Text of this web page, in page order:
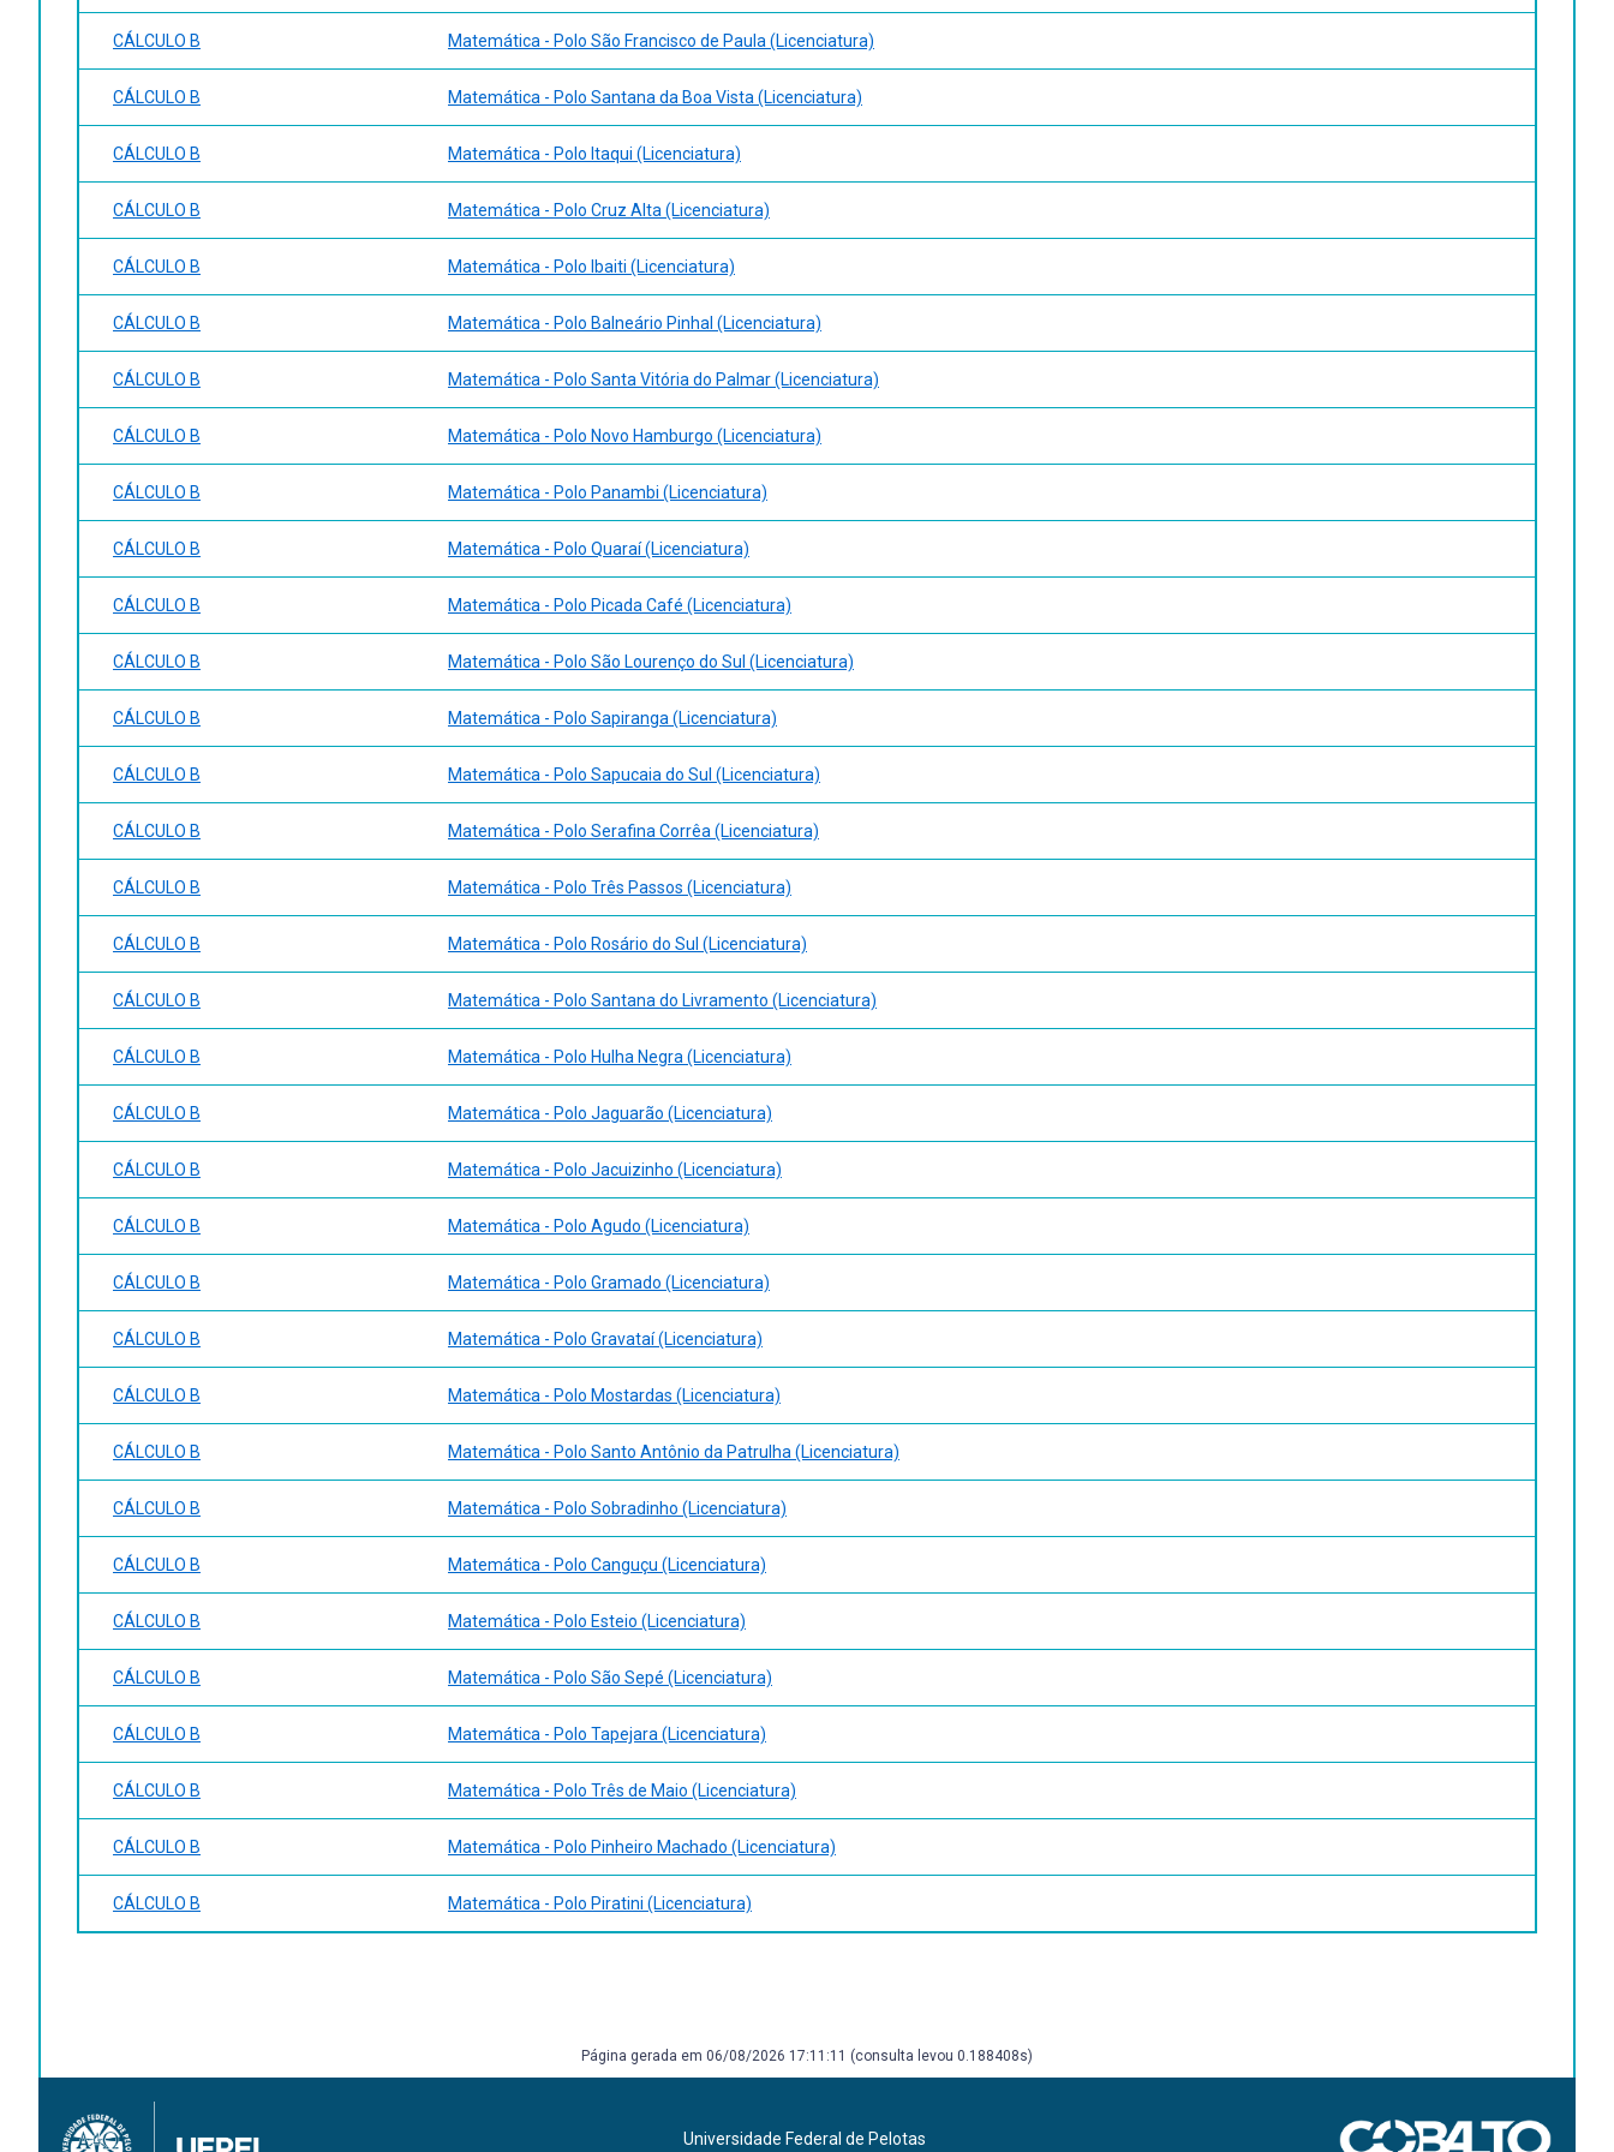
CÁLCULO B Matemática - Polo São Francisco de Paula (Licenciatura)
CÁLCULO B Matemática - Polo Santana da Boa Vista (Licenciatura)
CÁLCULO B Matemática - Polo Itaqui (Licenciatura)
CÁLCULO B Matemática - Polo Cruz Alta (Licenciatura)
CÁLCULO B Matemática - Polo Ibaiti (Licenciatura)
CÁLCULO B Matemática - Polo Balneário Pinhal (Licenciatura)
CÁLCULO B Matemática - Polo Santa Vitória do Palmar (Licenciatura)
CÁLCULO B Matemática - Polo Novo Hamburgo (Licenciatura)
CÁLCULO B Matemática - Polo Panambi (Licenciatura)
CÁLCULO B Matemática - Polo Quaraí (Licenciatura)
CÁLCULO B Matemática - Polo Picada Café (Licenciatura)
CÁLCULO B Matemática - Polo São Lourenço do Sul (Licenciatura)
CÁLCULO B Matemática - Polo Sapiranga (Licenciatura)
CÁLCULO B Matemática - Polo Sapucaia do Sul (Licenciatura)
CÁLCULO B Matemática - Polo Serafina Corrêa (Licenciatura)
CÁLCULO B Matemática - Polo Três Passos (Licenciatura)
CÁLCULO B Matemática - Polo Rosário do Sul (Licenciatura)
CÁLCULO B Matemática - Polo Santana do Livramento (Licenciatura)
CÁLCULO B Matemática - Polo Hulha Negra (Licenciatura)
CÁLCULO B Matemática - Polo Jaguarão (Licenciatura)
CÁLCULO B Matemática - Polo Jacuizinho (Licenciatura)
CÁLCULO B Matemática - Polo Agudo (Licenciatura)
CÁLCULO B Matemática - Polo Gramado (Licenciatura)
CÁLCULO B Matemática - Polo Gravataí (Licenciatura)
CÁLCULO B Matemática - Polo Mostardas (Licenciatura)
CÁLCULO B Matemática - Polo Santo Antônio da Patrulha (Licenciatura)
CÁLCULO B Matemática - Polo Sobradinho (Licenciatura)
CÁLCULO B Matemática - Polo Canguçu (Licenciatura)
CÁLCULO B Matemática - Polo Esteio (Licenciatura)
CÁLCULO B Matemática - Polo São Sepé (Licenciatura)
CÁLCULO B Matemática - Polo Tapejara (Licenciatura)
CÁLCULO B Matemática - Polo Três de Maio (Licenciatura)
CÁLCULO B Matemática - Polo Pinheiro Machado (Licenciatura)
CÁLCULO B Matemática - Polo Piratini (Licenciatura)
Página gerada em 06/08/2026 17:11:11 (consulta levou 0.188408s)
Universidade Federal de Pelotas